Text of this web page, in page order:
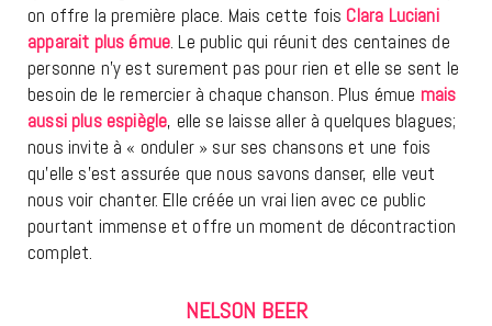
on offre la première place. Mais cette fois Clara Luciani
apparait plus émue. Le public qui réunit des centaines de
personne n’y est surement pas pour rien et elle se sent le
besoin de le remercier à chaque chanson. Plus émue mais
aussi plus espiègle, elle se laisse aller à quelques blagues;
nous invite à « onduler » sur ses chansons et une fois
qu’elle s’est assurée que nous savons danser, elle veut
nous voir chanter. Elle créée un vrai lien avec ce public
pourtant immense et offre un moment de décontraction
complet.
NELSON BEER